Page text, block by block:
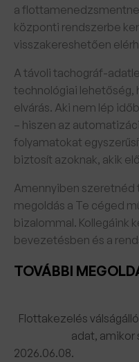
TOVÁBBI
Flottakezelés
adat, amikor
2026.06.08.
a
központi rendszerbe
visszakereshetően
A távoli tachográf-
technológiai lehetőség,
elvárás. Aki nem lép
– hiszen az
folyamatokat
biztosít azoknak, akik
Amennyiben szeretnéd
megoldás a Te céged
bizalommal. Kollegáink
bevezetésben és a